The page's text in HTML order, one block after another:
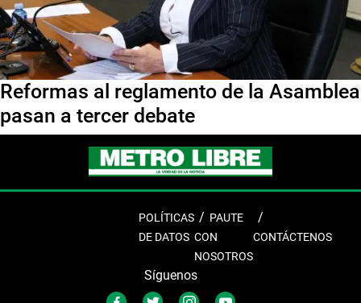
Reformas al reglamento de la Asamblea
pasan a tercer debate
POLÍTICAS
DE DATOS
PAUTE
CON
NOSOTROS
CONTÁCTENOS
Síguenos